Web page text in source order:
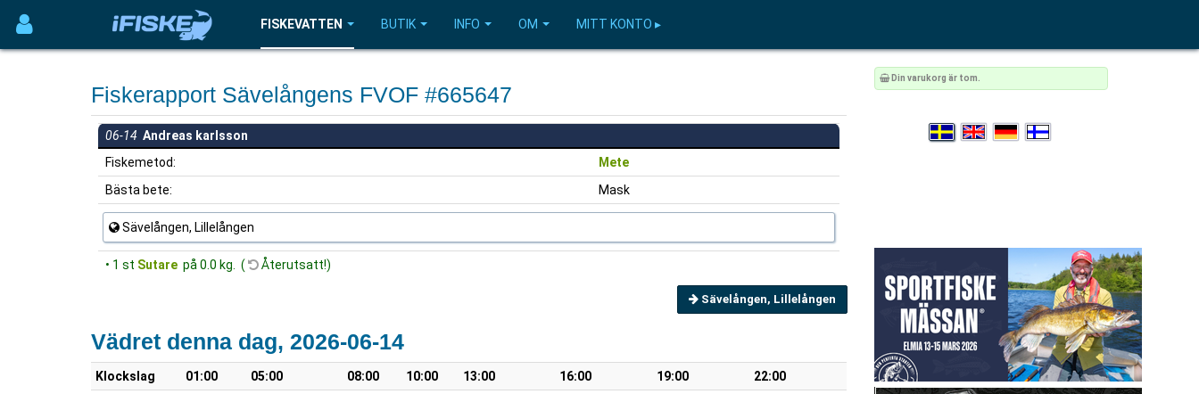
FISKEVATTEN BUTIK INFO OM MITT KONTO ▸
Fiskerapport Sävelångens FVOF #665647
06-14 Andreas karlsson
Fiskemetod:
Mete
Bästa bete:
Mask
Sävelången, Lillelången
• 1 st Sutare på 0.0 kg. ( Återutsatt!)
Sävelången, Lillelången
Vädret denna dag, 2026-06-14
Klockslag 01:00 05:00 08:00 10:00 13:00 16:00 19:00
22:00
Din varukorg är tom.